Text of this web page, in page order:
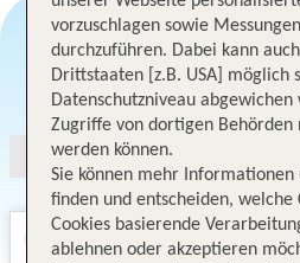
vorzuschlagen sowie
durchzuführen. Dabei kann
Drittstaaten [z.B. USA] möglich
Datenschutzniveau abgewichen
Zugriffe von dortigen Behörden
werden können.
Sie können mehr
finden und entscheiden, welche
Cookies basierende
ablehnen oder akzeptieren